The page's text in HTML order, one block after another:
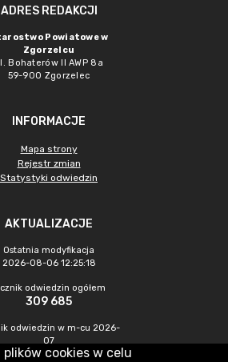
ADRES REDAKCJI
Powiatowe w
Zgorzelcu
Bohaterów II AWP 8a
59-900 Zgorzelec
INFORMACJE
Mapa strony
Rejestr zmian
Statystyki odwiedzin
AKTUALIZACJE
Ostatnia modyfikacja
2026-08-06 12:25:18
odwiedzin ogółem
309 685
odwiedzin w m-cu 2026-
07
383
cookies w celu